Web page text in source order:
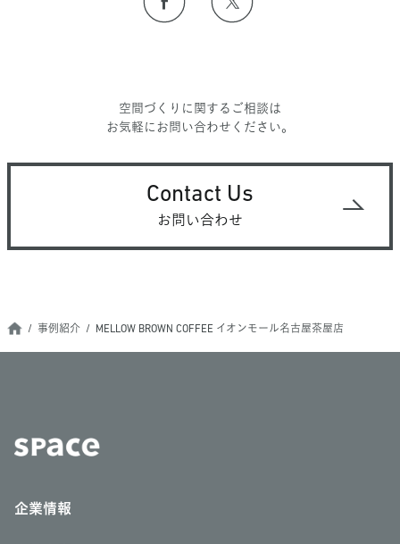
空間づくりに関するご相談は
お気軽にお問い合わせください。
Contact Us
お問い合わせ
事例紹介 MELLOW BROWN COFFEE イオンモール名古屋茶屋店
企業情報